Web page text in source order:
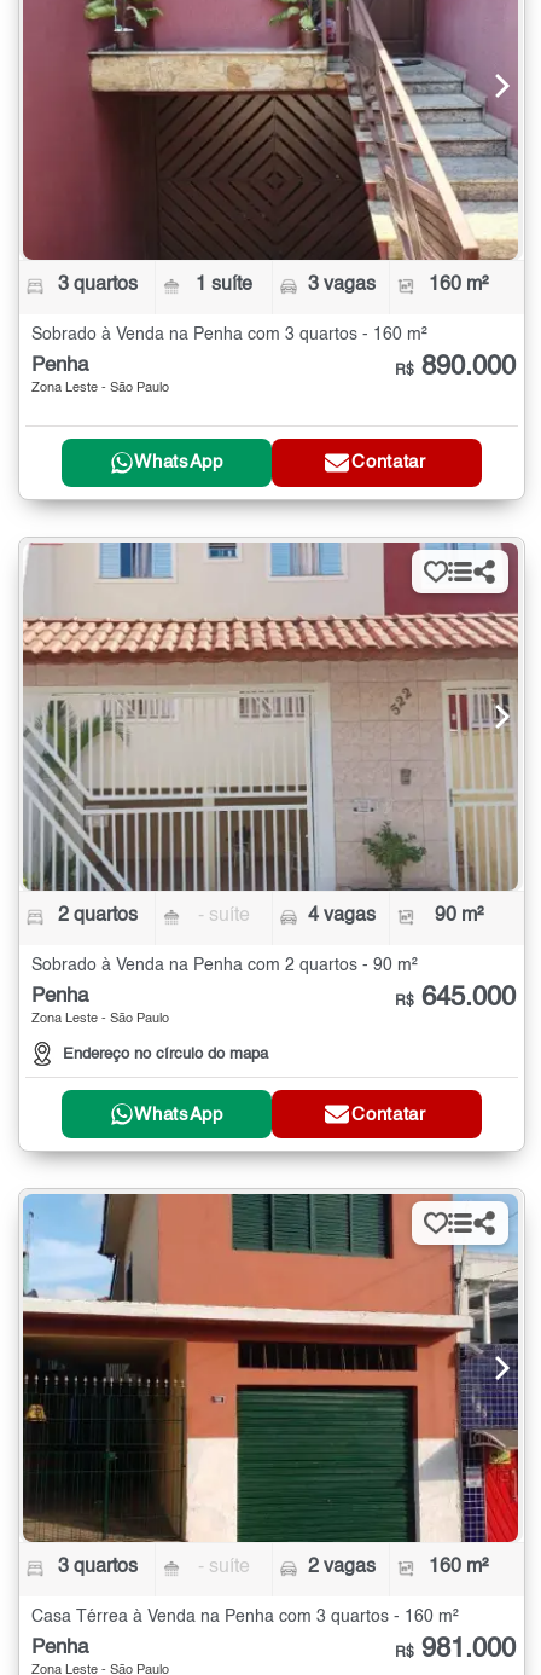
3 quartos 1 suíte 3 vagas 160 m²
Sobrado à Venda na Penha com 3 quartos - 160 m²
Penha
Zona Leste - São Paulo
R$ 890.000
WhatsApp Contatar
2 quartos - suíte 4 vagas 90 m²
Sobrado à Venda na Penha com 2 quartos - 90 m²
Penha
Zona Leste - São Paulo
Endereço no círculo do mapa
R$ 645.000
WhatsApp Contatar
3 quartos - suíte 2 vagas 160 m²
Casa Térrea à Venda na Penha com 3 quartos - 160 m²
Penha
Zona Leste - São Paulo
R$ 981.000